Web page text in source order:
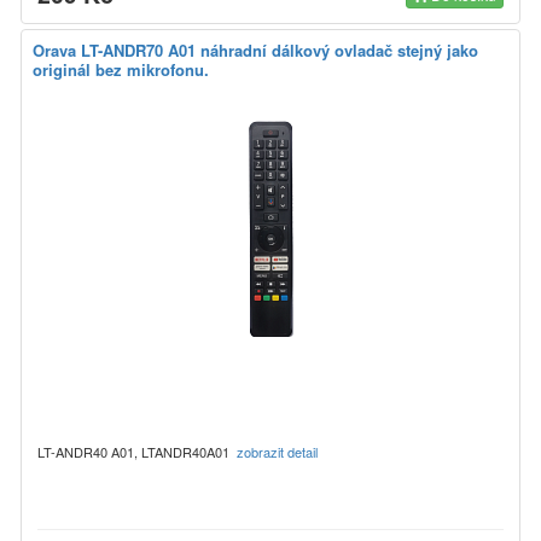
Orava LT-ANDR70 A01 náhradní dálkový ovladač stejný jako
originál bez mikrofonu.
LT-ANDR40 A01, LTANDR40A01 zobrazit detail